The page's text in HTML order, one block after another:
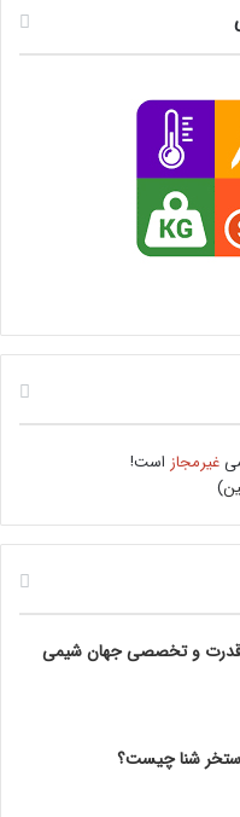
غیرمجاز است!
)
و تخصصی جهان شیمی
شنا چیست؟